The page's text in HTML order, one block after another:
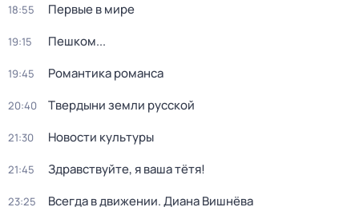
18:55 Первые в мире
19:15 Пешком...
19:45 Романтика романса
20:40 Твердыни земли русской
21:30 Новости культуры
21:45 Здравствуйте, я ваша тётя!
23:25 Всегда в движении. Диана Вишнёва